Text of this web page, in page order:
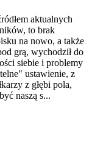
aktualnych
to brak
na nowo, a także
grą, wychodził do
siebie i problemy
ustawienie, z
z głębi pola,
naszą s...